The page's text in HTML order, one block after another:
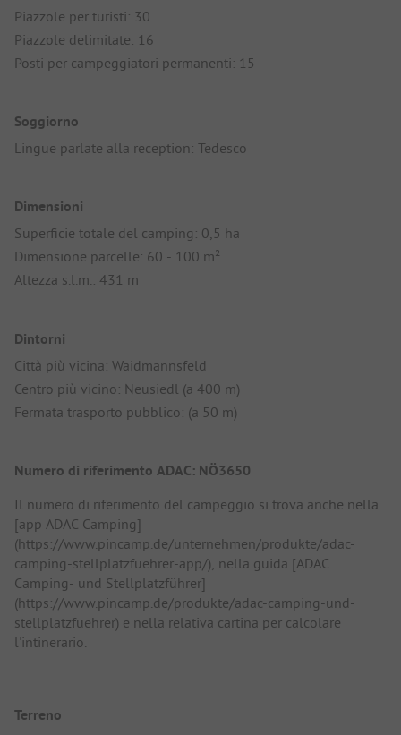
Piazzole per turisti: 30
Piazzole delimitate: 16
Posti per campeggiatori permanenti: 15
Soggiorno
Lingue parlate alla reception: Tedesco
Dimensioni
Superficie totale del camping: 0,5 ha
Dimensione parcelle: 60 - 100 m²
Altezza s.l.m.: 431 m
Dintorni
Città più vicina: Waidmannsfeld
Centro più vicino: Neusiedl (a 400 m)
Fermata trasporto pubblico: (a 50 m)
Numero di riferimento ADAC: NÖ3650
Il numero di riferimento del campeggio si trova anche nella
[app ADAC Camping]
(https://www.pincamp.de/unternehmen/produkte/adac-
camping-stellplatzfuehrer-app/), nella guida [ADAC
Camping- und Stellplatzführer]
(https://www.pincamp.de/produkte/adac-camping-und-
stellplatzfuehrer) e nella relativa cartina per calcolare
l'intinerario.
Terreno